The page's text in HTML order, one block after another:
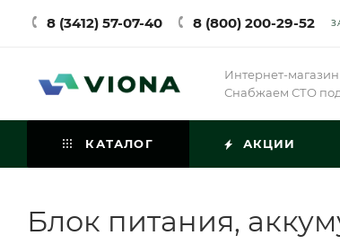
8 (3412) 57-07-40 8 (800) 200-29-52
Интернет-магазин
Снабжаем СТО
КАТАЛОГ АКЦИИ
Блок питания,